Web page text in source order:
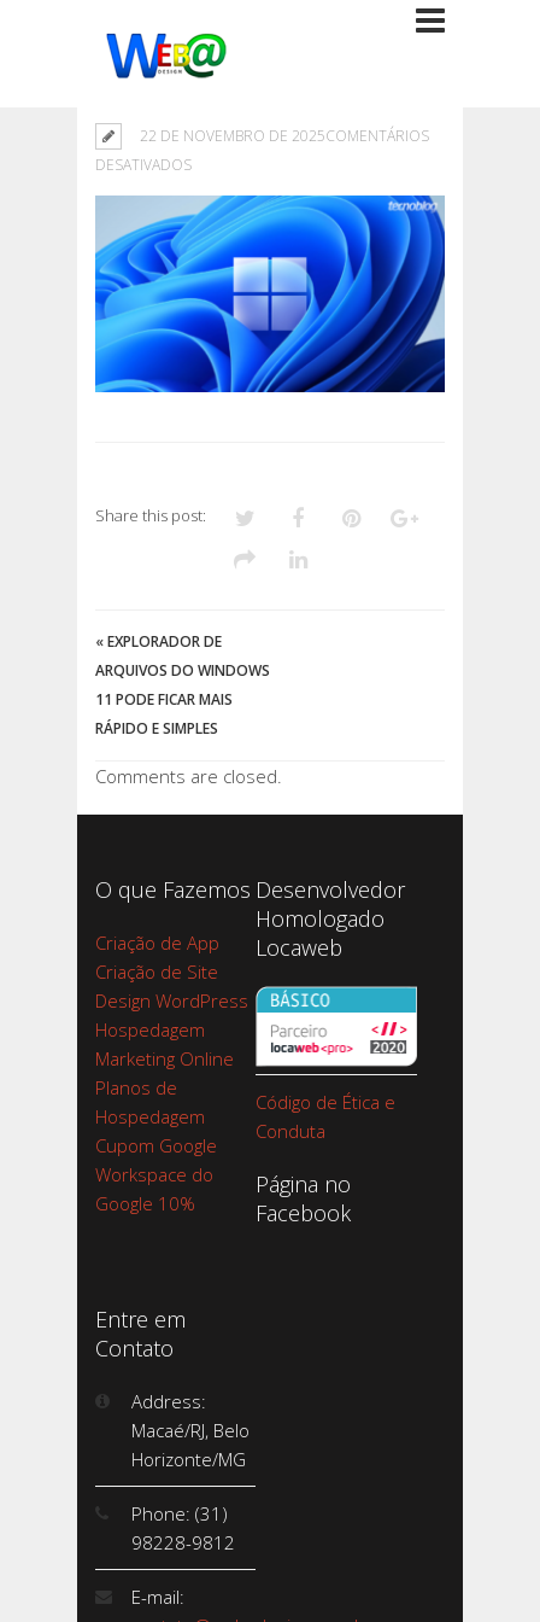
22 DE NOVEMBRO DE 2025COMENTÁRIOS
DESATIVADOSEM
Share this post:
«EXPLORADOR DE
ARQUIVOS DO WINDOWS
11 PODE FICAR MAIS
RÁPIDO E SIMPLES
Comments are closed.
O que Fazemos
Criação de App
Criação de Site
Design WordPress
Hospedagem
Marketing Online
Planos de
Hospedagem
Cupom Google
Workspace do
Google 10%
Desenvolvedor
Homologado
Locaweb
Código de Ética e
Conduta
Página no
Facebook
Entre em
Contato
Address:
Macaé/RJ, Belo
Horizonte/MG
Phone: (31)
98228-9812
E-mail: